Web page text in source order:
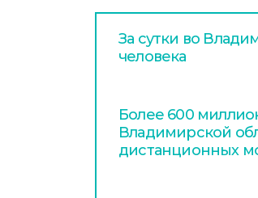
За сутки во
человека
Более 600
Владимирской
дистанционных